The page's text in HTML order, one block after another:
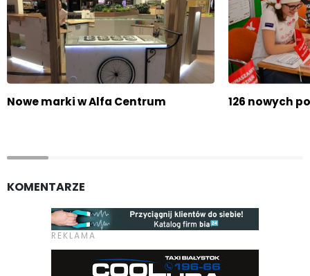
Nowe marki w Alfa Centrum 126 nowych
KOMENTARZE